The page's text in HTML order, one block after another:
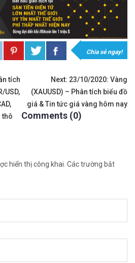
chungkhoanforex.com/22-
𝐠𝐢𝐚𝐨 𝐝ị𝐜𝐡 𝐁𝐢𝐭𝐜𝐨𝐢𝐧 𝐯à 𝐧𝐡𝐢ề𝐮
𝘴à𝘯 𝘉𝘪𝘯𝘢𝘯𝘤𝘦 𝘯ổ𝘪 𝘵𝘪ế𝘯𝘨:
cách giao dịch Mua – Bán
𝘴à𝘯 𝘙𝘦𝘮𝘪𝘵𝘢𝘯𝘰 𝘯ổ𝘪 𝘵𝘪ế𝘯𝘨:
khoản trên sàn Remitano dễ
dẫn cách mua bán tiền điện
#bitcoin #tiendientu #tienso
Chia sẻ ngay!
tích
USD,
thô
Next: 23/10/2020: Vàng
(XAUUSD) – Phân tích biểu đồ
giá & Tin tức giá vàng hôm nay
Comments (0)
hiển thị công khai. Các trường bắt